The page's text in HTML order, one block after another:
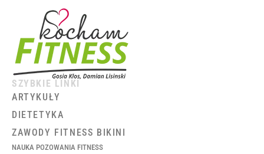
SZYBKIE LINKI
ARTYKUŁY
DIETETYKA
ZAWODY FITNESS BIKINI
NAUKA POZOWANIA FITNESS